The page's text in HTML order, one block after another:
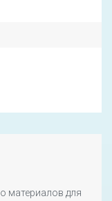
материалов для